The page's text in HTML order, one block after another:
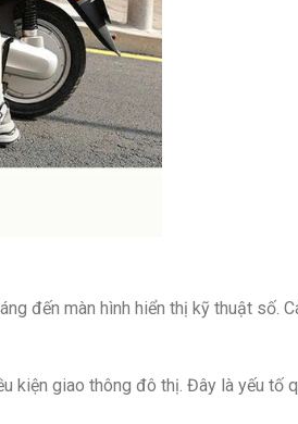
đến màn hình hiển thị kỹ thuật số.
kiện giao thông đô thị. Đây là yếu tố